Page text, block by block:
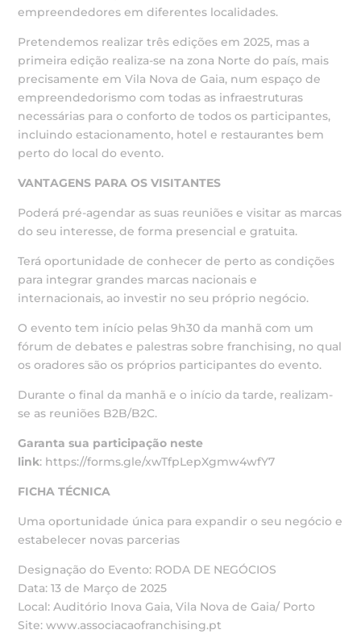
empreendedores em diferentes localidades.
Pretendemos realizar três edições em 2025, mas a
primeira edição realiza-se na zona Norte do país, mais
precisamente em Vila Nova de Gaia, num espaço de
empreendedorismo com todas as infraestruturas
necessárias para o conforto de todos os participantes,
incluindo estacionamento, hotel e restaurantes bem
perto do local do evento.
VANTAGENS PARA OS VISITANTES
Poderá pré-agendar as suas reuniões e visitar as marcas
do seu interesse, de forma presencial e gratuita.
Terá oportunidade de conhecer de perto as condições
para integrar grandes marcas nacionais e
internacionais, ao investir no seu próprio negócio.
O evento tem início pelas 9h30 da manhã com um
fórum de debates e palestras sobre franchising, no qual
os oradores são os próprios participantes do evento.
Durante o final da manhã e o início da tarde, realizam-
se as reuniões B2B/B2C.
Garanta sua participação neste
link: https://forms.gle/xwTfpLepXgmw4wfY7
FICHA TÉCNICA
Uma oportunidade única para expandir o seu negócio e
estabelecer novas parcerias
Designação do Evento: RODA DE NEGÓCIOS
Data: 13 de Março de 2025
Local: Auditório Inova Gaia, Vila Nova de Gaia/ Porto
Site: www.associacaofranchising.pt